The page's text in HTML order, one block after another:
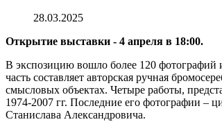
28.03.2025
Открытие выставки - 4 апреля в 18:00.
В экспозицию вошло более 120 фотографий
часть составляет авторская ручная
смысловых объектах. Четыре работы,
1974-2007 гг. Последние его фотографии –
Станислава Александровича.